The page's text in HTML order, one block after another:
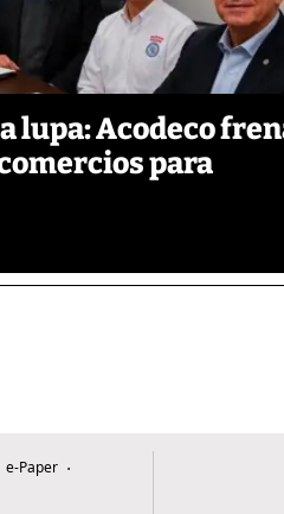
lupa: Acodeco
para
e-Paper